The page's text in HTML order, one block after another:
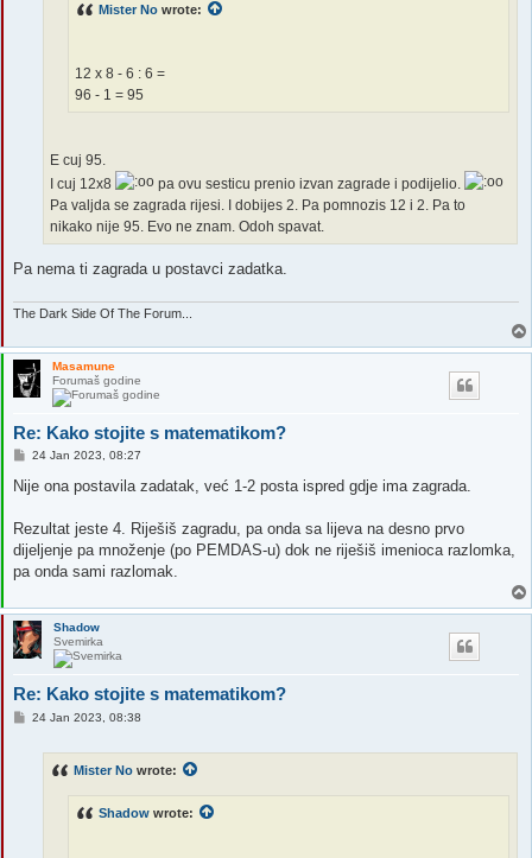
Mister No wrote:
12 x 8 - 6 : 6 =
96 - 1 = 95
E cuj 95.
I cuj 12x8
pa ovu sesticu prenio izvan zagrade i podijelio.
Pa valjda se zagrada rijesi. I dobijes 2. Pa pomnozis 12 i 2. Pa to
nikako nije 95. Evo ne znam. Odoh spavat.
Pa nema ti zagrada u postavci zadatka.
The Dark Side Of The Forum...
Masamune
Forumaš godine
Re: Kako stojite s matematikom?
P
s
t
24 Jan 2023, 08:27
Nije ona postavila zadatak, već 1-2 posta ispred gdje ima zagrada.
Rezultat jeste 4. Riješiš zagradu, pa onda sa lijeva na desno prvo
dijeljenje pa množenje (po PEMDAS-u) dok ne riješiš imenioca razlomka,
pa onda sami razlomak.
Shadow
Svemirka
Re: Kako stojite s matematikom?
P24 Jan 2023, 08:38
Mister No wrote:
Shadow wrote: